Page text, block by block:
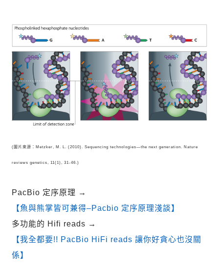
(圖片來源：Metzker, M. L. (2010). Sequencing technologies—the next generation. Nature
reviews genetics, 11(1), 31-46.)
PacBio 定序原理 →
【魚與熊掌皆可兼得–Pacbio 定序原理淺談】
多功能的 Hifi reads →
【我全都要!! PacBio HiFi reads 讓你好貪心也沒關
係】